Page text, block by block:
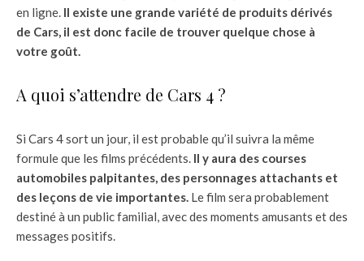
en ligne. Il existe une grande variété de produits dérivés
de Cars, il est donc facile de trouver quelque chose à
votre goût.
A quoi s’attendre de Cars 4 ?
Si Cars 4 sort un jour, il est probable qu’il suivra la même
formule que les films précédents. Il y aura des courses
automobiles palpitantes, des personnages attachants et
des leçons de vie importantes. Le film sera probablement
destiné à un public familial, avec des moments amusants et des
messages positifs.